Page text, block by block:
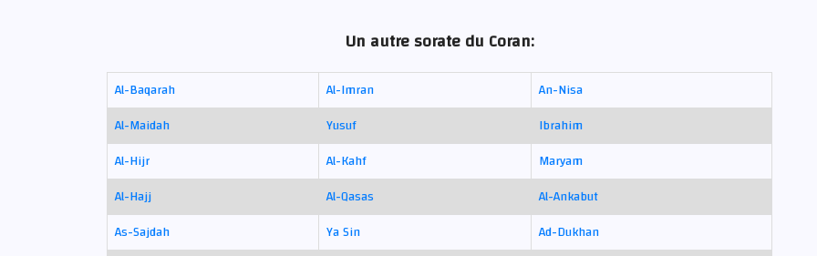
Un autre sorate du Coran:
Al-Baqarah Al-Imran
An-Nisa
Al-Maidah
Yusuf
Ibrahim
Al-Hijr
Al-Kahf
Maryam
Al-Hajj
Al-Qasas
Al-Ankabut
As-Sajdah
Ya Sin
Ad-Dukhan